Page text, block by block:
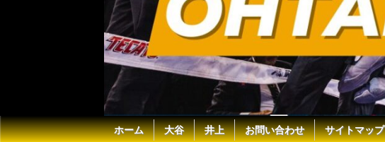
ホーム 大谷 井上 お問い合わせ サイトマップ